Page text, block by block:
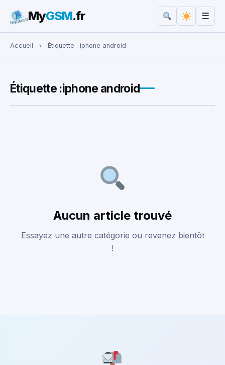
Rechercher :
MyGSM.fr ☰
Accueil › Étiquette : iphone android
Étiquette :iphone android
Aucun article trouvé
Essayez une autre catégorie ou revenez bientôt
!